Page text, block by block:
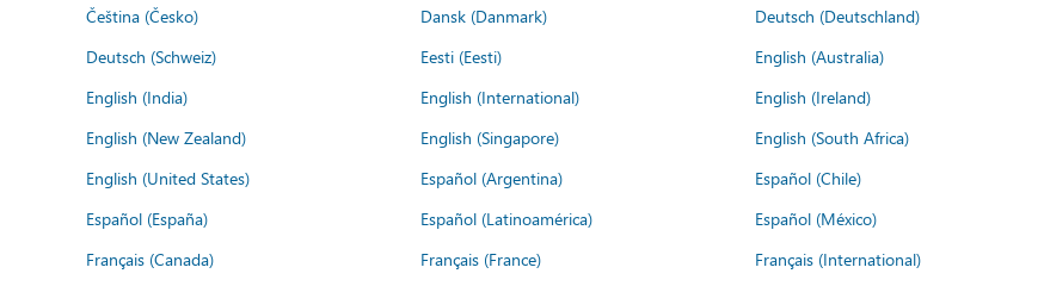
Čeština (Česko) Dansk (Danmark) Deutsch (Deutschland)
Deutsch (Schweiz)
Eesti (Eesti) English (Australia)
English (India)
English (International) English (Ireland)
English (New Zealand)
English (Singapore) English (South Africa)
English (United States)
Español (Argentina) Español (Chile)
Español (España)
Español (Latinoamérica) Español (México)
Français (Canada)
Français (France) Français (International)